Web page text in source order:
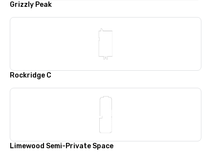
Grizzly Peak
Rockridge C
Limewood Semi-Private Space